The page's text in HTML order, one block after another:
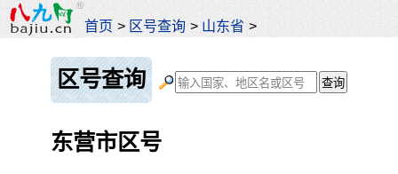
首页 > 区号查询 > 山东省 >
区号查询
东营市区号